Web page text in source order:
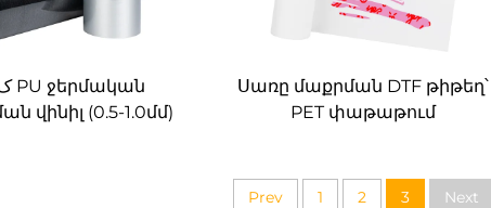
վինիլ (0.5-1.0մմ)
Սառը մաքրման DTF թիթեղ՝
PET փաթաթում
Prev 1 2 3 Next